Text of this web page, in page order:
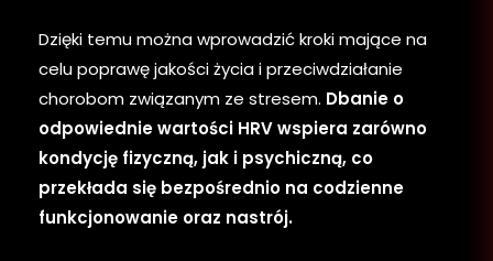
Dzięki temu można wprowadzić kroki mające na
celu poprawę jakości życia i przeciwdziałanie
chorobom związanym ze stresem. Dbanie o
odpowiednie wartości HRV wspiera zarówno
kondycję fizyczną, jak i psychiczną, co
przekłada się bezpośrednio na codzienne
funkcjonowanie oraz nastrój.